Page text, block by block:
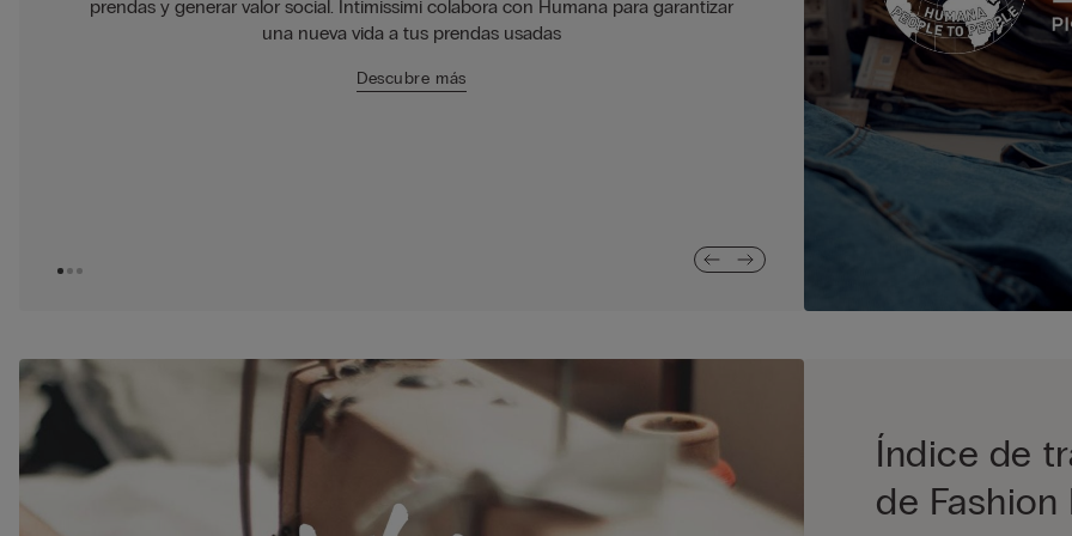
prendas y generar valor social. Intimissimi colabora con Humana para garantizar
una nueva vida a tus prendas usadas
Descubre más
CO2. A los 545 mil árboles
plantas en las praderas
Índice de
de